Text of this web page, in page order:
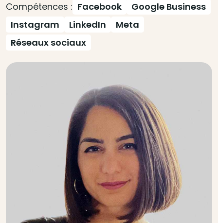
Compétences : Facebook
Google Business
Instagram
LinkedIn
Meta
Réseaux sociaux